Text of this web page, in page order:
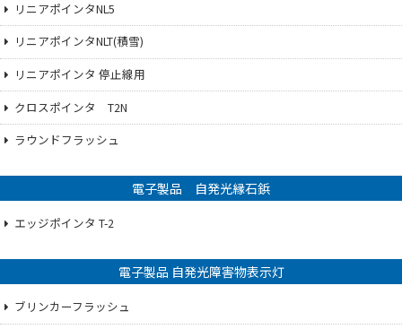
リニアポインタNL5
リニアポインタNLT(積雪)
リニアポインタ 停止線用
クロスポインタ T2N
ラウンドフラッシュ
電子製品 自発光縁石鋲
エッジポインタ T-2
電子製品 自発光障害物表示灯
ブリンカーフラッシュ